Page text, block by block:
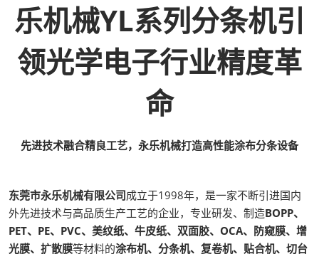
乐机械YL系列分条机引
领光学电子行业精度革
命
先进技术融合精良工艺，永乐机械打造高性能涂布分条设备
东莞市永乐机械有限公司成立于1998年，是一家不断引进国内
外先进技术与高品质生产工艺的企业，专业研发、制造BOPP、
PET、PE、PVC、美纹纸、牛皮纸、双面胶、OCA、防窥膜、增
光膜、扩散膜等材料的涂布机、分条机、复卷机、贴合机、切台